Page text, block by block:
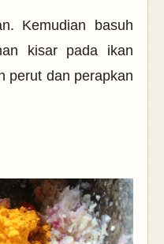
Kemudian basuh
kisar pada ikan
perut dan perapkan